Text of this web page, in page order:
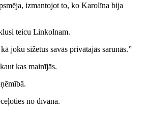
izmantojot to, ko Karolīna bija
teicu Linkolnam.
joku sižetus savās privātajās sarunās.”
kas mainījās.
no dīvāna.